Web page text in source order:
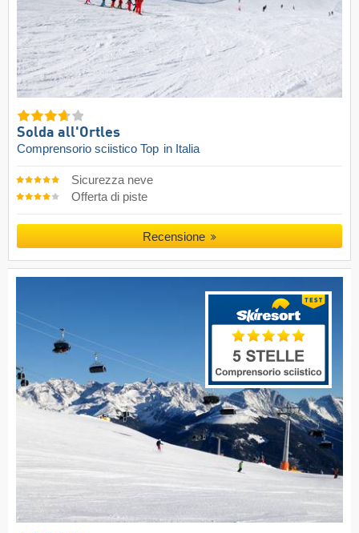
Solda all'Ortles
Comprensorio sciistico Top in Italia
Sicurezza neve
Offerta di piste
Recensione